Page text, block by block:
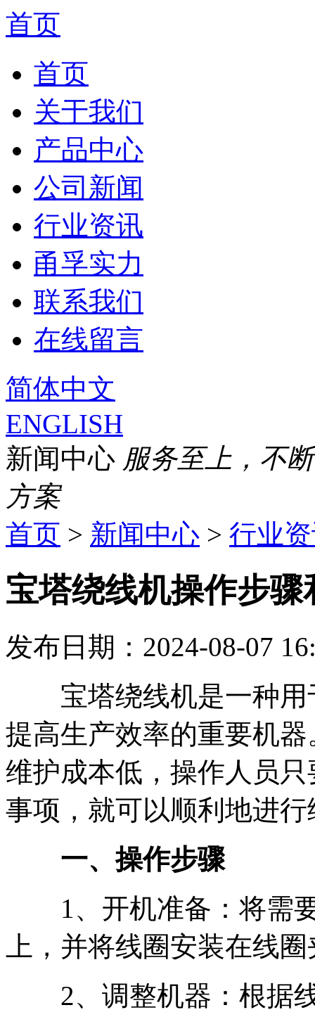
首页
首页
关于我们
产品中心
公司新闻
行业资讯
甬孚实力
联系我们
在线留言
简体中文
ENGLISH
新闻中心 服务至上，不
方案
首页 > 新闻中心 > 行业
宝塔绕线机操作步
发布日期：2024-08-07
宝塔绕线机是一种用
提高生产效率的重要机
维护成本低，操作人员
事项，就可以顺利地进
一、操作步骤
1、开机准备：将需要
上，并将线圈安装在线
2、调整机器：根据线